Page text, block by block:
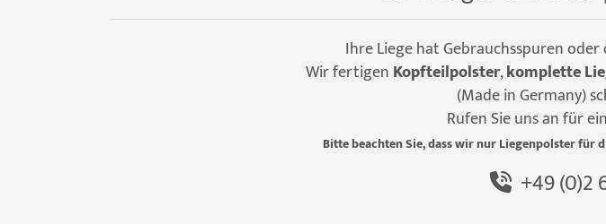
Ihre Liege hat Gebrauchsspuren
Wir fertigen Kopfteilpolster,komplette
(Made in Germany)
Rufen Sie uns an für
Bitte beachten Sie, dass wir nur Liegenpolster für
+49 (0)2